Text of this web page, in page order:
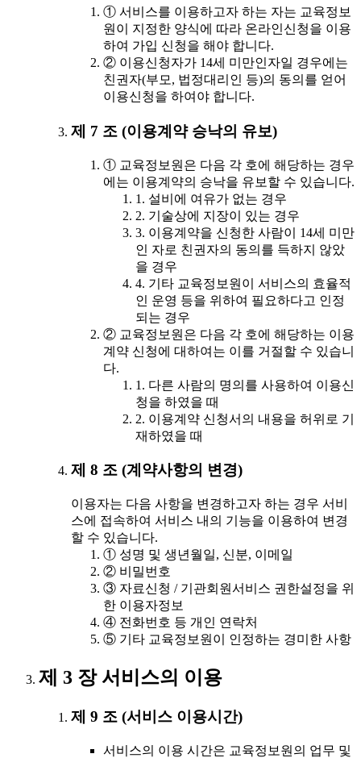
① 서비스를 이용하고자 하는 자는 교육정보
원이 지정한 양식에 따라 온라인신청을 이용
하여 가입 신청을 해야 합니다.
② 이용신청자가 14세 미만인자일 경우에는
친권자(부모, 법정대리인 등)의 동의를 얻어
이용신청을 하여야 합니다.
제 7 조 (이용계약 승낙의 유보)
① 교육정보원은 다음 각 호에 해당하는 경우
에는 이용계약의 승낙을 유보할 수 있습니다.
1. 설비에 여유가 없는 경우
2. 기술상에 지장이 있는 경우
3. 이용계약을 신청한 사람이 14세 미만
인 자로 친권자의 동의를 득하지 않았
을 경우
4. 기타 교육정보원이 서비스의 효율적
인 운영 등을 위하여 필요하다고 인정
되는 경우
② 교육정보원은 다음 각 호에 해당하는 이용
계약 신청에 대하여는 이를 거절할 수 있습니
다.
1. 다른 사람의 명의를 사용하여 이용신
청을 하였을 때
2. 이용계약 신청서의 내용을 허위로 기
재하였을 때
제 8 조 (계약사항의 변경)
이용자는 다음 사항을 변경하고자 하는 경우 서비
스에 접속하여 서비스 내의 기능을 이용하여 변경
할 수 있습니다.
① 성명 및 생년월일, 신분, 이메일
② 비밀번호
③ 자료신청 / 기관회원서비스 권한설정을 위
한 이용자정보
④ 전화번호 등 개인 연락처
⑤ 기타 교육정보원이 인정하는 경미한 사항
제 3 장 서비스의 이용
제 9 조 (서비스 이용시간)
서비스의 이용 시간은 교육정보원의 업무 및